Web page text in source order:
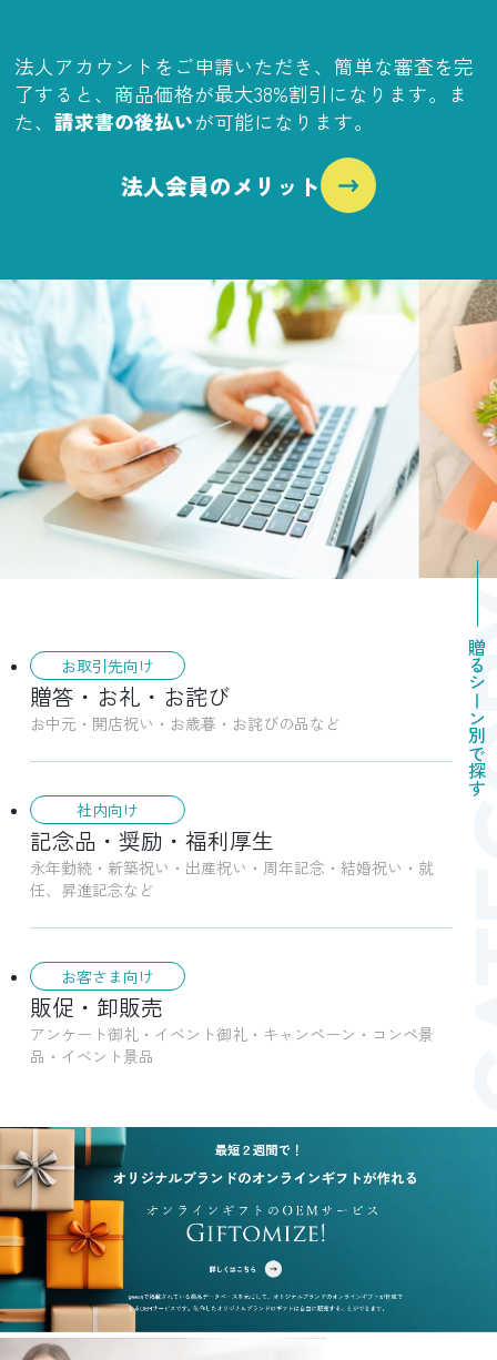
法人アカウントをご申請いただき、簡単な審査を完
了すると、商品価格が最大38%割引になります。ま
た、請求書の後払いが可能になります。
法人会員のメリット
贈るシーン別で探す
お取引先向け
贈答・お礼・お詫び
お中元・開店祝い・お歳暮・お詫びの品など
社内向け
記念品・奨励・福利厚生
永年勤続・新築祝い・出産祝い・周年記念・結婚祝い・就
任、昇進記念など
お客さま向け
販促・卸販売
アンケート御礼・イベント御礼・キャンペーン・コンペ景
品・イベント景品